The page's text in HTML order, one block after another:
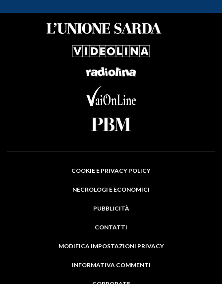
COOKIE E PRIVACY POLICY
NECROLOGI E ECONOMICI
PUBBLICITÀ
CONTATTI
MODIFICA IMPOSTAZIONI PRIVACY
INFORMATIVA COMMENTI